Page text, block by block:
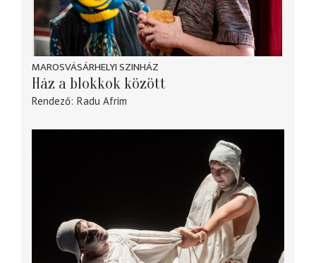
MAROSVÁSÁRHELYI SZINHÁZ
Ház a blokkok között
Rendező Radu Afrim